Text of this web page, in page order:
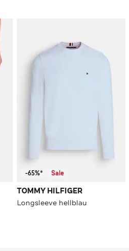
-65%* Sale
TOMMY HILFIGER
Longsleeve hellblau